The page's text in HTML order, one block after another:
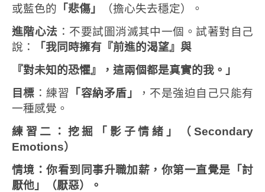
或藍色的 「悲傷」
（擔心失去穩定）。
進階心法 ：不要試圖消滅其中一個。試著對自己
說：
「我同時擁有『前進的渴望』與
『對未知的恐懼』，這兩個都是真實的我。」
目標 ：練習 「容納矛盾」
，不是強迫自己只能有
一種感覺。
練習二：挖掘「影子情緒」（ Secondary
Emotions）
情境：你看到同事升職加薪，你第一直覺是「討
厭他」（厭惡）。